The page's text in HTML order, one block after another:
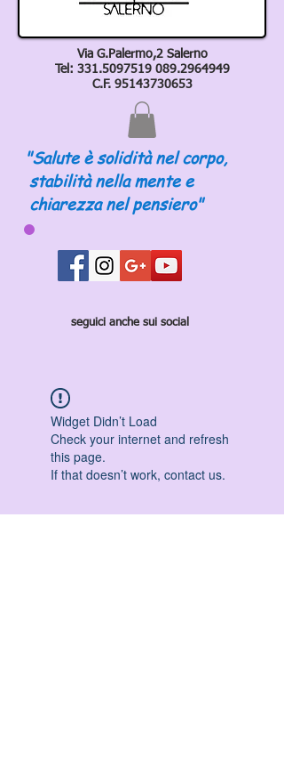
Via G.Palermo,2 Salerno
Tel: 331.5097519 089.2964949
C.F. 95143730653
"Salute è solidità nel corpo,
stabilità nella mente e
chiarezza nel pensiero"
seguici anche sui social
Widget Didn’t Load
Check your internet and refresh
this page.
If that doesn’t work, contact us.